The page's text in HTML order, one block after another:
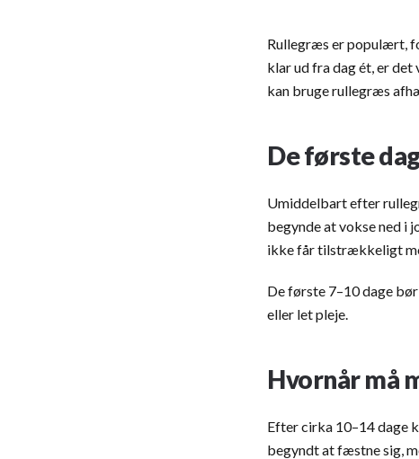
Rullegræs er populært,
klar ud fra dag ét, er
kan bruge rullegræs
De første
Umiddelbart efter
begynde at vokse ned i
ikke får tilstrækkeligt
De første 7–10 dage
eller let pleje.
Hvornår må
Efter cirka 10–14 dage
begyndt at fæstne sig,